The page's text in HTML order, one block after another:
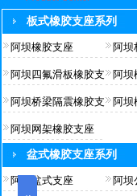
板式橡胶支座系列
阿坝橡胶支座 阿坝
阿坝四氟滑板橡胶支 阿坝
阿坝桥梁隔震橡胶支 阿坝
阿坝网架橡胶支座
盆式橡胶支座系列
阿坝盆式支座 阿坝